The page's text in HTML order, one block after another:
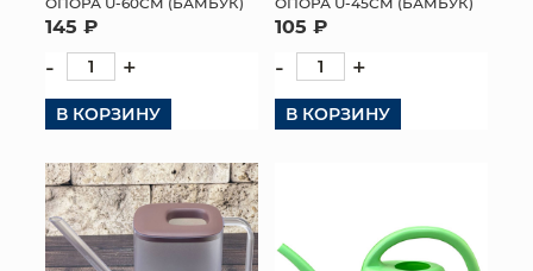
145 ₽
- +
В КОРЗИНУ
105 ₽
- +
В КОРЗИНУ